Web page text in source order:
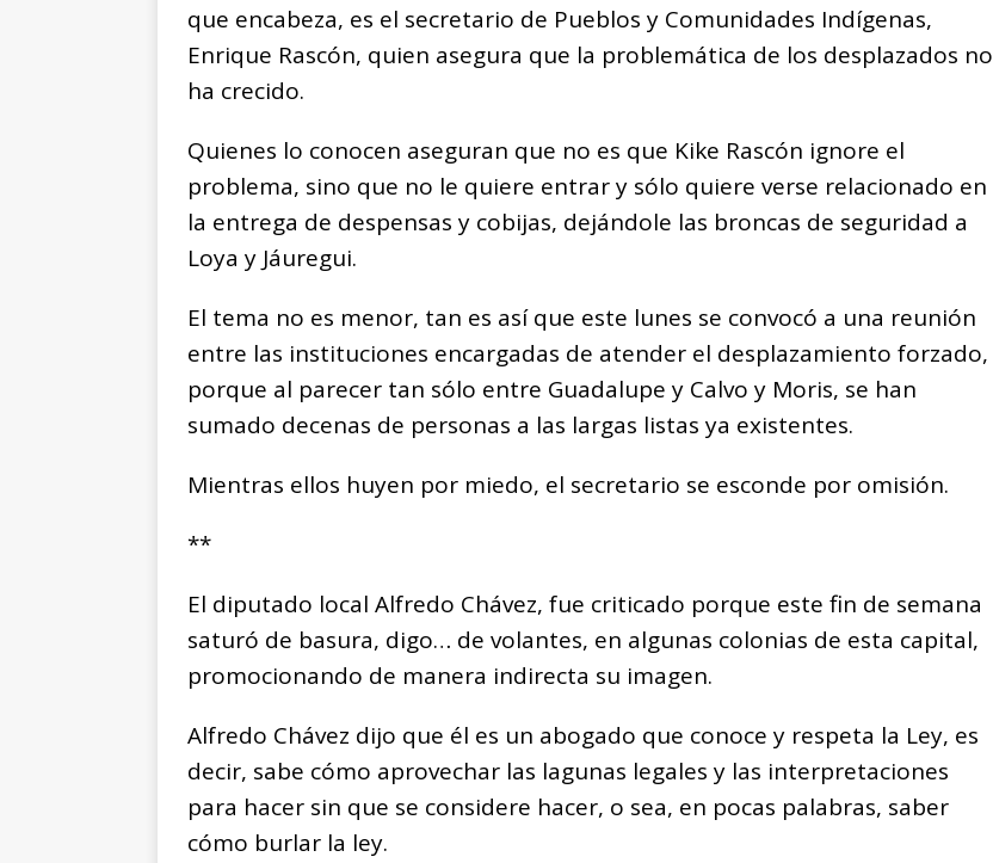
que encabeza, es el secretario de Pueblos y Comunidades Indígenas,
Enrique Rascón, quien asegura que la problemática de los desplazados no
ha crecido.
Quienes lo conocen aseguran que no es que Kike Rascón ignore el
problema, sino que no le quiere entrar y sólo quiere verse relacionado en
la entrega de despensas y cobijas, dejándole las broncas de seguridad a
Loya y Jáuregui.
El tema no es menor, tan es así que este lunes se convocó a una reunión
entre las instituciones encargadas de atender el desplazamiento forzado,
porque al parecer tan sólo entre Guadalupe y Calvo y Moris, se han
sumado decenas de personas a las largas listas ya existentes.
Mientras ellos huyen por miedo, el secretario se esconde por omisión.
**
El diputado local Alfredo Chávez, fue criticado porque este fin de semana
saturó de basura, digo… de volantes, en algunas colonias de esta capital,
promocionando de manera indirecta su imagen.
Alfredo Chávez dijo que él es un abogado que conoce y respeta la Ley, es
decir, sabe cómo aprovechar las lagunas legales y las interpretaciones
para hacer sin que se considere hacer, o sea, en pocas palabras, saber
cómo burlar la ley.